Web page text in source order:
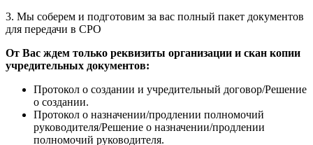
3. Мы соберем и подготовим за вас полный пакет документов
для передачи в СРО
От Вас ждем только реквизиты организации и скан копии
учредительных документов:
Протокол о создании и учредительный договор/Решение
о создании.
Протокол о назначении/продлении полномочий
руководителя/Решение о назначении/продлении
полномочий руководителя.